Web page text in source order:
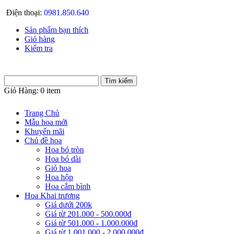
Điện thoại: 0981.850.640
Sản phẩm bạn thích
Giỏ hàng
Kiểm tra
Giỏ Hàng: 0 item
Trang Chủ
Mẫu hoa mới
Khuyến mãi
Chủ đề hoa
Hoa bó tròn
Hoa bó dài
Giỏ hoa
Hoa hộp
Hoa cắm bình
Hoa Khai trương
Giá dưới 200k
Giá từ 201.000 - 500.000đ
Giá từ 501.000 - 1.000.000đ
Giá từ 1.001.000 - 2.000.000đ